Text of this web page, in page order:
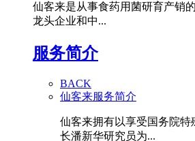
仙客来是从事食药用菌研育产销
龙头企业和中...
服务简介
BACK
仙客来服务简介
仙客来拥有以享受国务院
长潘新华研究员为...